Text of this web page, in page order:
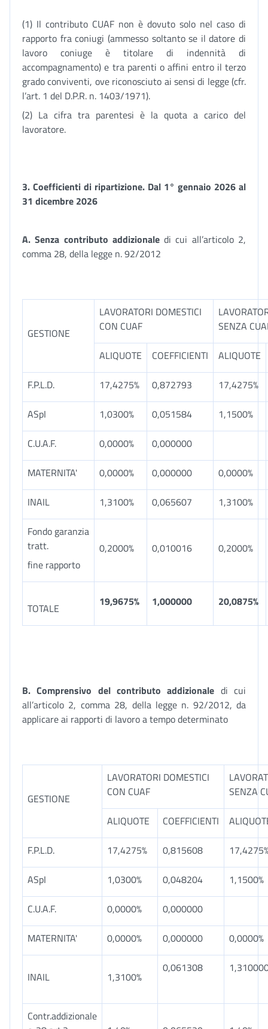
(1) Il contributo CUAF non è dovuto solo nel caso di
rapporto fra coniugi (ammesso soltanto se il datore di
lavoro coniuge è titolare di indennità di
accompagnamento) e tra parenti o affini entro il terzo
grado conviventi, ove riconosciuto ai sensi di legge (cfr.
l’art. 1 del D.P.R. n. 1403/1971).
(2) La cifra tra parentesi è la quota a carico del
lavoratore.
3. Coefficienti di ripartizione. Dal 1° gennaio 2026 al
31 dicembre 2026
A. Senza contributo addizionaledi cui all’articolo 2,
comma 28, della legge n. 92/2012
GESTIONE
LAVORATORI DOMESTICI
CON CUAF
SENZA
ALIQUOTE COEFFICIENTI ALIQUOTE
F.P.L.D. 17,4275% 0,872793 17,4275%
ASpI 1,0300% 0,051584 1,1500%
C.U.A.F. 0,0000% 0,000000
MATERNITA' 0,0000% 0,000000 0,0000%
INAIL 1,3100% 0,065607 1,3100%
Fondo garanzia
tratt.
fine rapporto
0,2000% 0,010016 0,2000%
TOTALE 19,9675% 1,000000 20,0875%
B. Comprensivo del contributo addizionale di cui
all’articolo 2, comma 28, della legge n. 92/2012, da
applicare ai rapporti di lavoro a tempo determinato
GESTIONE
LAVORATORI DOMESTICI
CON CUAF
SENZA
ALIQUOTE COEFFICIENTI
F.P.L.D. 17,4275% 0,815608
ASpI 1,0300% 0,048204 1,1500%
C.U.A.F. 0,0000% 0,000000
MATERNITA' 0,0000% 0,000000 0,0000%
INAIL 1,3100%
0,061308
Contr.addizionale